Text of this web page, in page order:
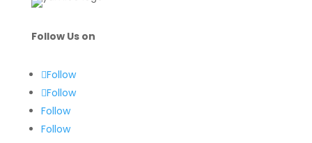
Follow Us on
Follow
Follow
Follow
Follow